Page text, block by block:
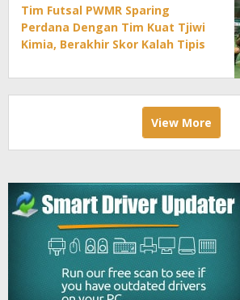
Tim Futsal PWMR Sparing
Perdana Dengan Tim Kuat Tjiwi
Kimia, Berakhir Skor Kalah Tipis
View More